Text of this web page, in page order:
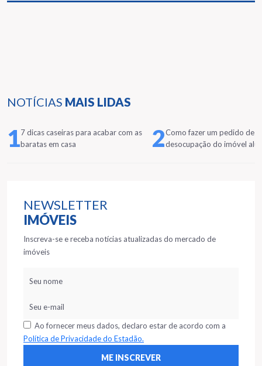
NOTÍCIAS MAIS LIDAS
17 dicas caseiras para acabar com as
baratas em casa
2Como fazer um pedido de
desocupação do imóvel
NEWSLETTER
IMÓVEIS
Inscreva-se e receba notícias atualizadas do mercado de
imóveis
Ao fornecer meus dados, declaro estar de acordo com a
Política de Privacidade do Estadão.